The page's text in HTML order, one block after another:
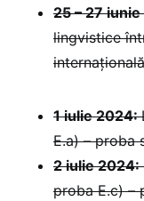
25 – 27
lingvistice
1 iulie 2024:
E.a) – proba
2 iulie 2024:
proba E.c) –